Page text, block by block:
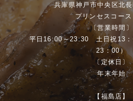
兵庫県神戸市中央区北
プリンセスコー
〔営業時間〕
平日16:00～23:30 土日祝13：
23：00）
〔定休日〕
年末年始
【福島店】